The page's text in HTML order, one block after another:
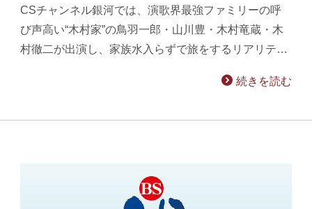
CSチャンネル銀河では、演歌界最強ファミリーの呼
び声高い“木村家”の鳥羽一郎・山川豊・木村竜蔵・木
村徹二が出演し、家族水入らずで旅をするリアリテ…
続きを読む